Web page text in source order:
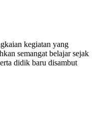
kegiatan yang
semangat belajar sejak
didik baru disambut